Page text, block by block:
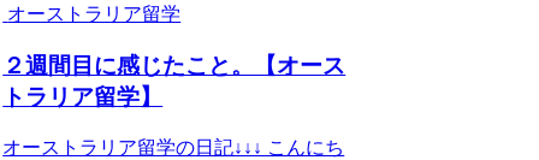
オーストラリア留学
２週間目に感じたこと。【オース
トラリア留学】
オーストラリア留学の日記↓↓↓ こんにち